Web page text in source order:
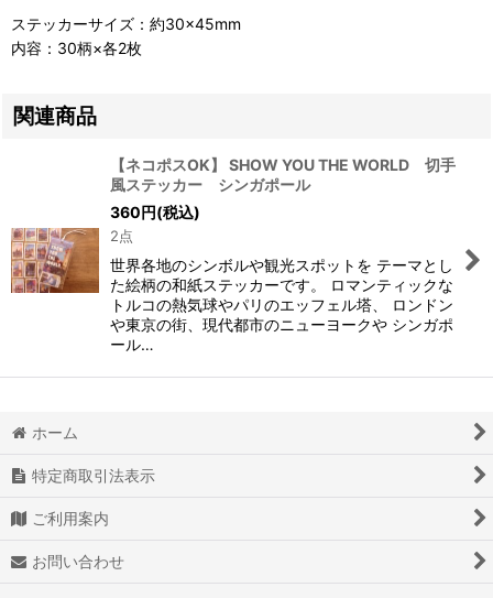
ステッカーサイズ：約30×45mm
内容：30柄×各2枚
関連商品
【ネコポスOK】 SHOW YOU THE WORLD 切手
風ステッカー シンガポール
360円(税込)
2点
世界各地のシンボルや観光スポットを テーマとし
た絵柄の和紙ステッカーです。 ロマンティックな
トルコの熱気球やパリのエッフェル塔、 ロンドン
や東京の街、現代都市のニューヨークや シンガポ
ール…
ホーム
特定商取引法表示
ご利用案内
お問い合わせ